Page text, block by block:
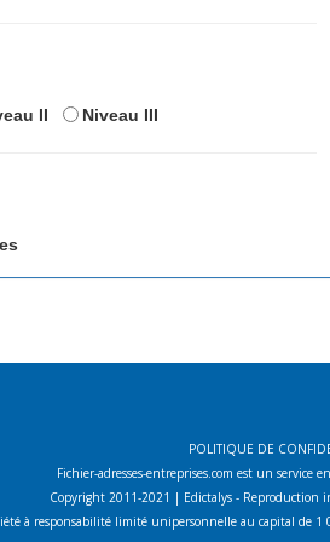
II Niveau III
POLITIQUE DE
Fichier-adresses-entreprises.com est un service
Copyright 2011-2021 | Edictalys - Reproduction
à responsabilité limité unipersonnelle au capital de 1